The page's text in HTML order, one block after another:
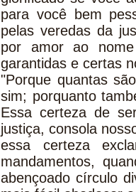
para você bem
pelas veredas da
por amor ao
garantidas e certas
"Porque quantas
sim; porquanto
Essa certeza de
justiça, consola
essa certeza
mandamentos,
abençoado círculo